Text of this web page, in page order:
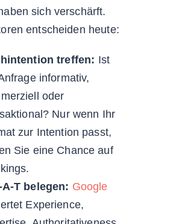
sich verschärft.
entscheiden heute:
treffen: Ist
informativ,
oder
Nur wenn Ihr
zur Intention passt,
Sie eine Chance auf
A-T belegen: Google
Experience,